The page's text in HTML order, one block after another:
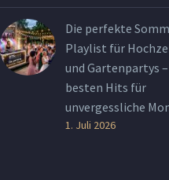
Die perfekte
Playlist für
und Gartenpartys
besten Hits für
unvergessliche
1. Juli 2026